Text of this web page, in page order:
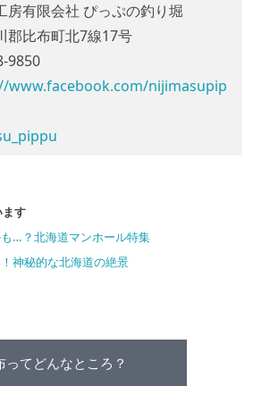
房有限会社 ぴっぷの釣り堀
郡比布町北7線17号
9850
www.facebook.com/nijimasupip
す
も…？北海道マンホール特集
神秘的な北海道の絶景
ってどんなところ？